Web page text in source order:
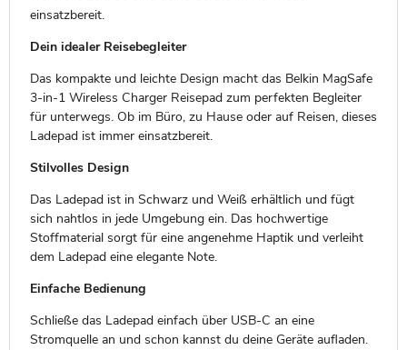
einsatzbereit.
Dein idealer Reisebegleiter
Das kompakte und leichte Design macht das Belkin MagSafe
3-in-1 Wireless Charger Reisepad zum perfekten Begleiter
für unterwegs. Ob im Büro, zu Hause oder auf Reisen, dieses
Ladepad ist immer einsatzbereit.
Stilvolles Design
Das Ladepad ist in Schwarz und Weiß erhältlich und fügt
sich nahtlos in jede Umgebung ein. Das hochwertige
Stoffmaterial sorgt für eine angenehme Haptik und verleiht
dem Ladepad eine elegante Note.
Einfache Bedienung
Schließe das Ladepad einfach über USB-C an eine
Stromquelle an und schon kannst du deine Geräte aufladen.